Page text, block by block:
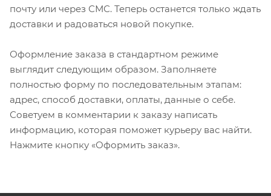
почту или через СМС. Теперь останется только ждать
доставки и радоваться новой покупке.
Оформление заказа в стандартном режиме
выглядит следующим образом. Заполняете
полностью форму по последовательным этапам:
адрес, способ доставки, оплаты, данные о себе.
Советуем в комментарии к заказу написать
информацию, которая поможет курьеру вас найти.
Нажмите кнопку «Оформить заказ».